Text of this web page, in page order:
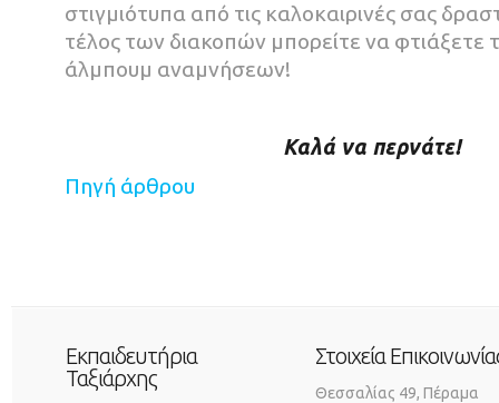
στιγμιότυπα από τις καλοκαιρινές σας
τέλος των διακοπών μπορείτε να φτιάξετε
άλμπουμ αναμνήσεων!
Καλά να περνάτε!
Πηγή άρθρου
Εκπαιδευτήρια
Ταξιάρχης
Στοιχεία
Θεσσαλίας 49, Πέραμα